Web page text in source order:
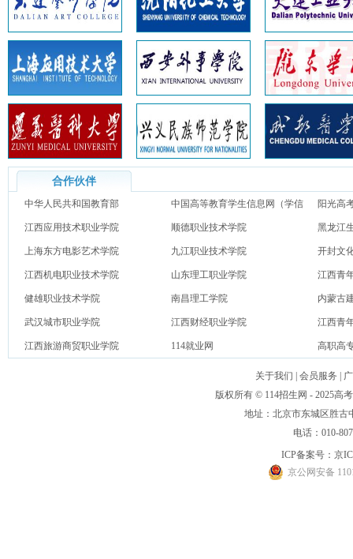
合作伙伴
中华人民共和国教育部 中国高等教育学生信息网（学信
网）
阳光高
江西应用技术职业学院 顺德职业技术学院 黑龙江
上海东方电影艺术学院 九江职业技术学院 开封文
江西机电职业技术学院 山东理工职业学院 江西青
健雄职业技术学院 南昌理工学院 内蒙古
武汉城市职业学院 江西财经职业学院 江西青
江西旅游商贸职业学院 114就业网 高职高
关于我们 会员服务
版权所有 © 114招生网 - 2025高
地址：北京市东城区胜
电话：010-
ICP备案号： 京
京公网安备